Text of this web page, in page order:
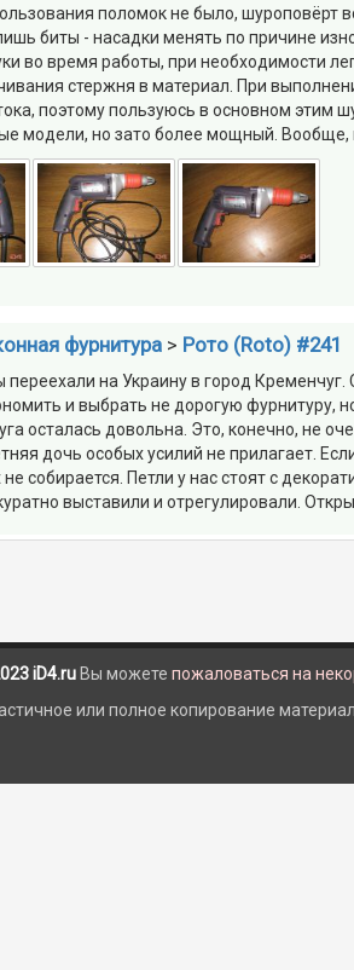
поломок не было, шуроповёрт
биты - насадки менять по причине
во время работы, при необходимости
стержня в материал. При
поэтому пользуюсь в основном этим
модели, но зато более мощный.
фурнитура> Рото (Roto) #241
переехали на Украину в город
и выбрать не дорогую фурнитуру,
осталась довольна. Это, конечно, не
дочь особых усилий не прилагает.
не собирается. Петли у нас стоят с
выставили и отрегулировали.
iD4.ru Вы можете пожаловаться на
или полное копирование